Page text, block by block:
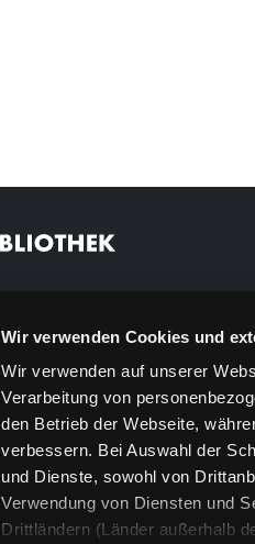
Wir verwenden Cookies und
Wir verwenden auf unserer
Verarbeitung von
den Betrieb der Webseite,
verbessern. Bei Auswahl der
und Dienste, sowohl von
Verwendung von Diensten und
Drittländern (Länder außerhalb
Feedback
Kontakt
Über uns
Jobs
Medienwunsch
FAQs